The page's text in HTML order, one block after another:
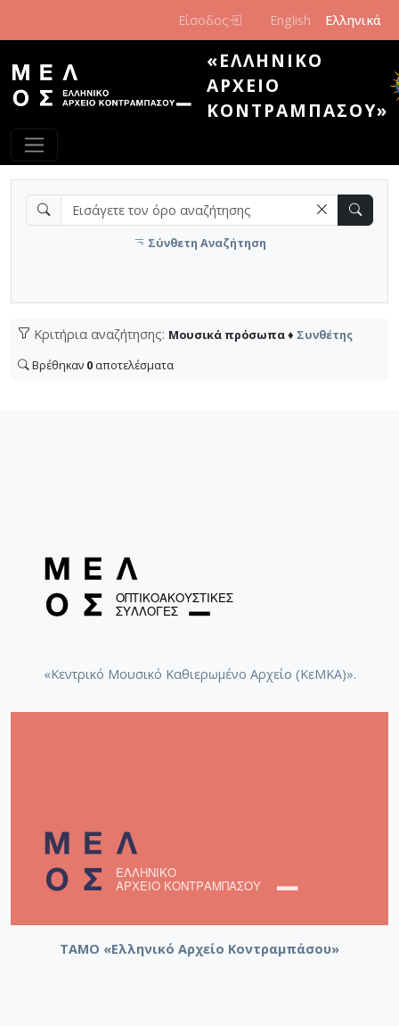
Είσοδος English Ελληνικά
«ΕΛΛΗΝΙΚΌ
ΑΡΧΕΊΟ
ΚΟΝΤΡΑΜΠΆΣΟΥ»
Σύνθετη Αναζήτηση
Κριτήρια αναζήτησης: Μουσικά πρόσωπα ♦ Συνθέτης
Βρέθηκαν 0 αποτελέσματα
«Κεντρικό Μουσικό Καθιερωμένο Αρχείο (ΚεΜΚΑ)».
ΤΑΜΟ «Ελληνικό Αρχείο Κοντραμπάσου»